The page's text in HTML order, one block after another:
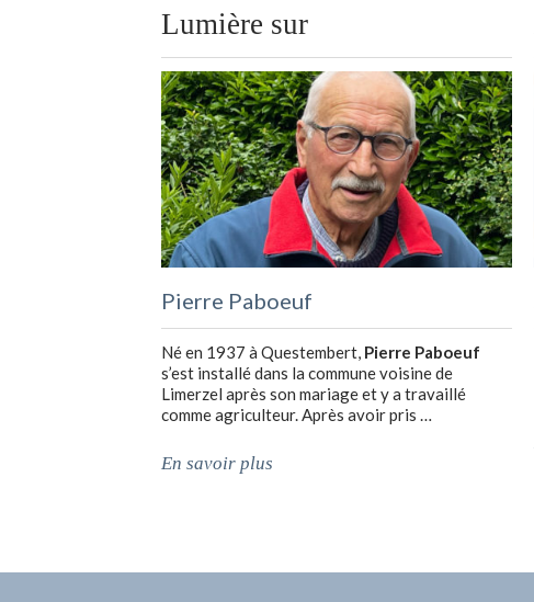
Lumière sur
Pierre Paboeuf
Né en 1937 à Questembert, Pierre Paboeuf
s’est installé dans la commune voisine de
Limerzel après son mariage et y a travaillé
comme agriculteur. Après avoir pris …
En savoir plus